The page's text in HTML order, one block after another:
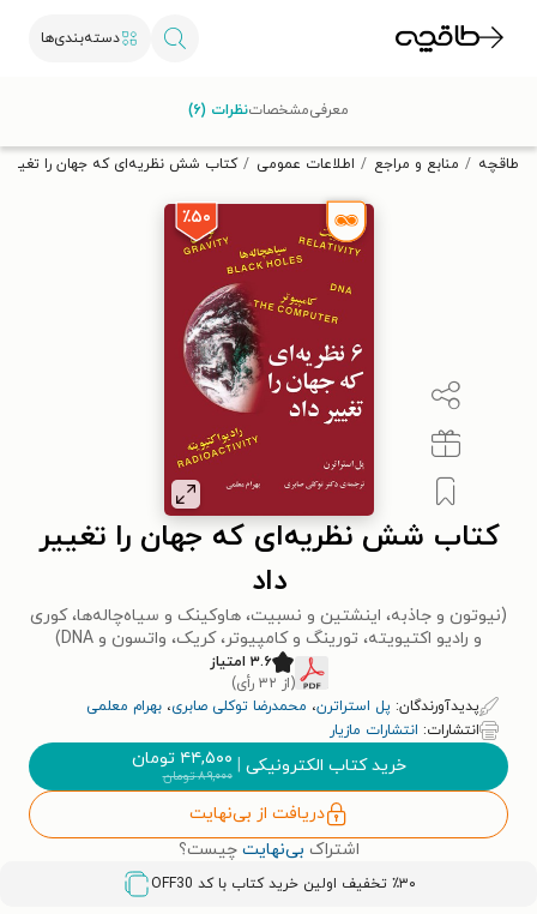
دسته‌بندی‌ها
تخفیف از طاقچه دریافت کن.
طاقچه منابع و مراجع اطلاعات عمومی کتاب شش نظریه‌ای که جهان را تغییر
٪۵۰
کتاب شش نظریه‌ای که جهان را تغییر
داد
(نیوتون و جاذبه، اینشتین و نسبیت، هاوکینک و سیاه‌چاله‌ها، کوری
و رادیو اکتیویته، تورینگ و کامپیوتر، کریک، واتسون و DNA)
۳.۶ امتیاز
(از ۳۲ رأی)
پدیدآورندگان: پل استراترن، محمدرضا توکلی صابری، بهرام معلمی
انتشارات: انتشارات مازیار
خرید کتاب الکترونیکی | ۴۴,۵۰۰ تومان
۸۹,۰۰۰تومان
دریافت از بی‌نهایت
اشتراک بی‌نهایت چیست؟
٪۳۰ تخفیف اولین خرید کتاب با کد OFF30
معرفیمشخصاتنظرات (۶)